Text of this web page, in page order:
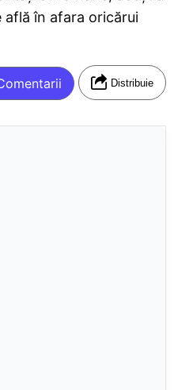
află în afara oricărui
Distribuie